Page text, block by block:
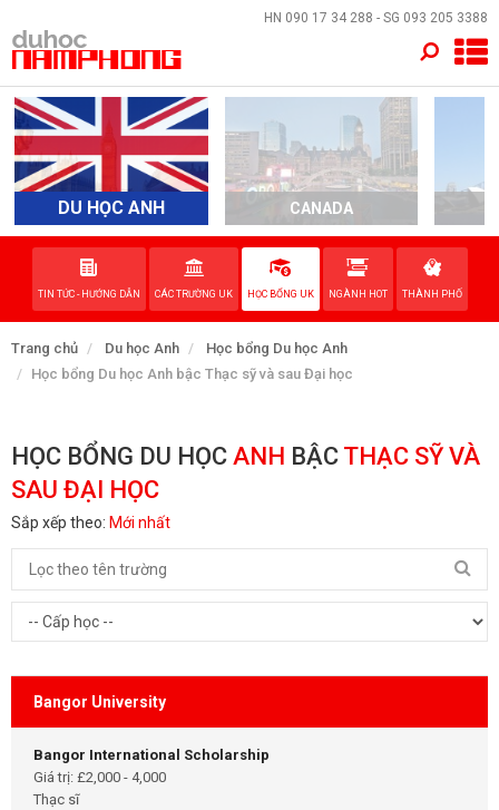
HN 090 17 34 288 - SG 093 205 3388
DU HỌC ANH CANADA
TIN TỨC - HƯỚNG DẪN CÁC TRƯỜNG UK HỌC BỔNG UK NGÀNH HOT THÀNH PHỐ
Trang chủ Du học Anh
Học bổng Du học Anh
Học bổng Du học Anh bậc Thạc sỹ và sau Đại học
HỌC BỔNG DU HỌC ANH BẬC THẠC SỸ VÀ
SAU ĐẠI HỌC
Sắp xếp theo: Mới nhất
Bangor University
Bangor International Scholarship
Giá trị: £2,000 - 4,000
Thạc sĩ
×
TRANG CHỦ
QUỐC GIA
EVENTS
DỊCH VỤ
VỀ NAM PHONG
LIÊN HỆ